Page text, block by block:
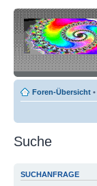
Foren-Übersicht •
Suche
SUCHANFRAGE